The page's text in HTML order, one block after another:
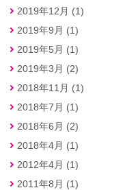
2019年12月 (1)
2019年9月 (1)
2019年5月 (1)
2019年3月 (2)
2018年11月 (1)
2018年7月 (1)
2018年6月 (2)
2018年4月 (1)
2012年4月 (1)
2011年8月 (1)